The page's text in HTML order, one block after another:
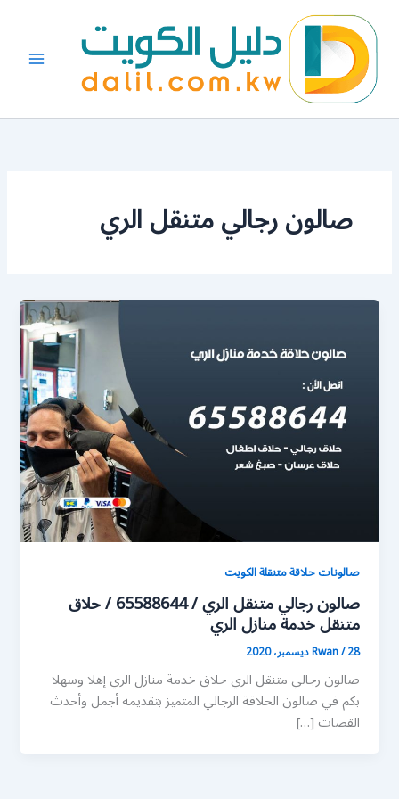
المحتوى
صالون رجالي متنقل الري
صالونات حلاقة متنقلة الكويت
صالون رجالي متنقل الري / 65588644 / حلاق
متنقل خدمة منازل الري
Rwan/28 ديسمبر، 2020
صالون رجالي متنقل الري حلاق خدمة منازل الري إهلا وسهلا
بكم في صالون الحلاقة الرجالي المتميز بتقديمه أجمل وأحدث
القصات […]